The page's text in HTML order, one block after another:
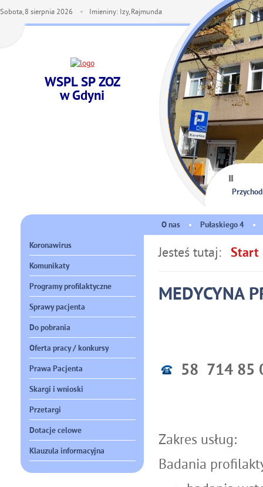
WSPL SP ZOZ
w Gdyni
Sobota, 8 sierpnia 2026 Imieniny: Izy, Rajmunda
O nas Pułaskiego 4
Koronawirus
Komunikaty
Programy profilaktyczne
Sprawy pacjenta
Do pobrania
Oferta pracy / konkursy
Prawa Pacjenta
Skargi i wnioski
Przetargi
Dotacje celowe
Klauzula informacyjna
Jesteś tutaj: Start
MEDYCYNA
58 714
Zakres usług:
Badania